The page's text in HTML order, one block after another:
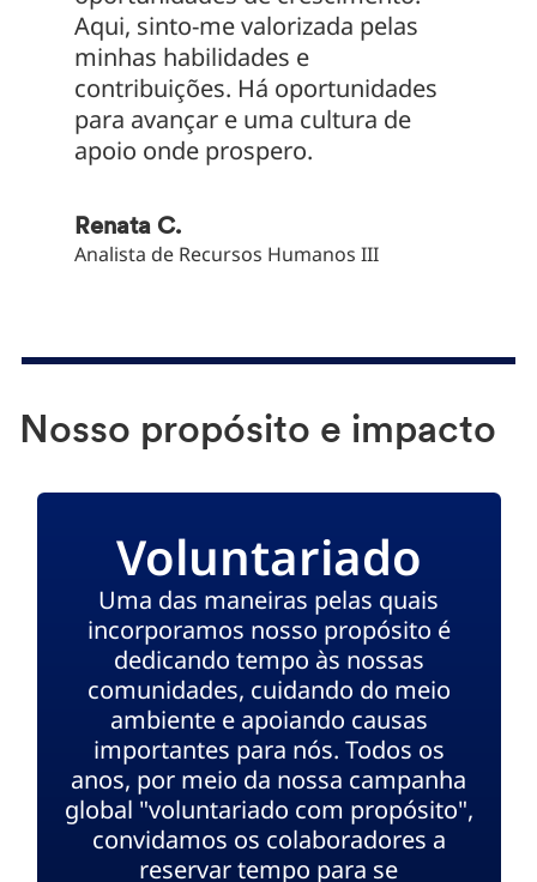
Aqui, sinto-me valorizada pelas
minhas habilidades e
contribuições. Há oportunidades
para avançar e uma cultura de
apoio onde prospero.
Renata C.
Analista de Recursos Humanos III
Nosso propósito e impacto
Voluntariado
Uma das maneiras pelas quais
incorporamos nosso propósito é
dedicando tempo às nossas
comunidades, cuidando do meio
ambiente e apoiando causas
importantes para nós. Todos os
anos, por meio da nossa campanha
global "voluntariado com propósito",
convidamos os colaboradores a
reservar tempo para se